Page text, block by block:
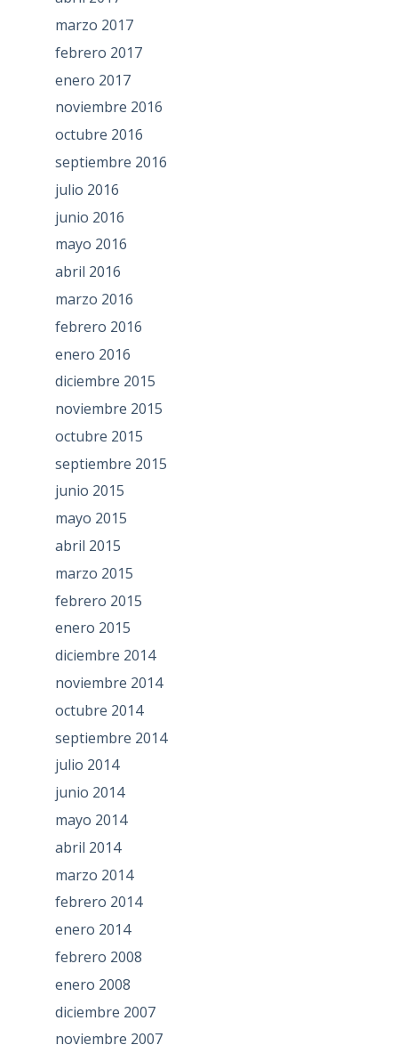
marzo 2017
febrero 2017
enero 2017
noviembre 2016
octubre 2016
septiembre 2016
julio 2016
junio 2016
mayo 2016
abril 2016
marzo 2016
febrero 2016
enero 2016
diciembre 2015
noviembre 2015
octubre 2015
septiembre 2015
junio 2015
mayo 2015
abril 2015
marzo 2015
febrero 2015
enero 2015
diciembre 2014
noviembre 2014
octubre 2014
septiembre 2014
julio 2014
junio 2014
mayo 2014
abril 2014
marzo 2014
febrero 2014
enero 2014
febrero 2008
enero 2008
diciembre 2007
noviembre 2007